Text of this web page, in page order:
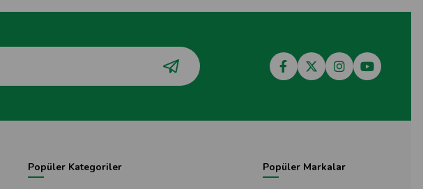
Popüler Kategoriler Popüler Markalar